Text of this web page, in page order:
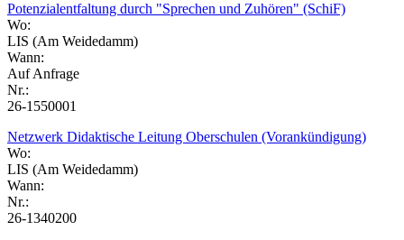
Potenzialentfaltung durch "Sprechen und Zuhören" (SchiF)
Wo:
LIS (Am Weidedamm)
Wann:
Auf Anfrage
Nr.:
26-1550001
Netzwerk Didaktische Leitung Oberschulen (Vorankündigung)
Wo:
LIS (Am Weidedamm)
Wann:
Nr.:
26-1340200